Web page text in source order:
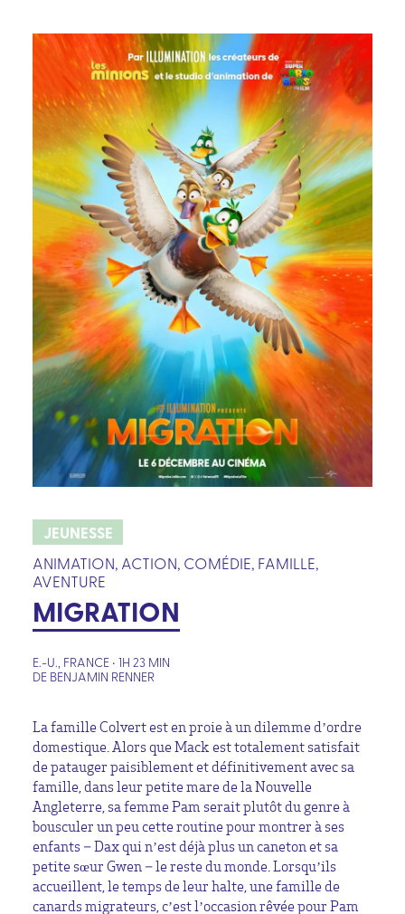
JEUNESSE
ANIMATION, ACTION, COMÉDIE, FAMILLE,
AVENTURE
MIGRATION
E.-U., FRANCE • 1H 23 MIN
DE BENJAMIN RENNER
La famille Colvert est en proie à un dilemme d’ordre
domestique. Alors que Mack est totalement satisfait
de patauger paisiblement et définitivement avec sa
famille, dans leur petite mare de la Nouvelle
Angleterre, sa femme Pam serait plutôt du genre à
bousculer un peu cette routine pour montrer à ses
enfants – Dax qui n’est déjà plus un caneton et sa
petite sœur Gwen – le reste du monde. Lorsqu’ils
accueillent, le temps de leur halte, une famille de
canards migrateurs, c’est l’occasion rêvée pour Pam